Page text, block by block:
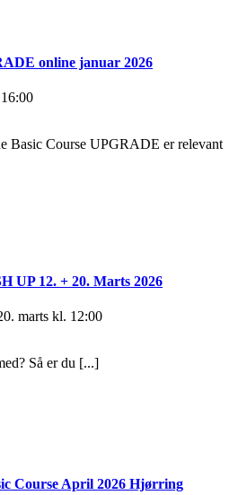
online januar 2026
16:00
Basic Course UPGRADE er relevant
UP 12. + 20. Marts 2026
marts kl. 12:00
Så er du [...]
Course April 2026 Hjørring